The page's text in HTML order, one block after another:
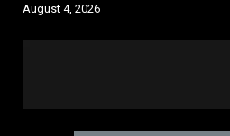
August 4, 2026